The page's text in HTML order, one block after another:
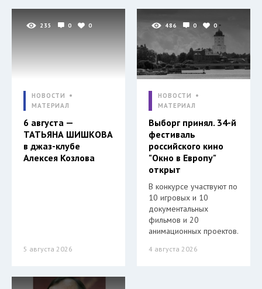
235 0 0
НОВОСТИ
МАТЕРИАЛ
6 августа —
ТАТЬЯНА ШИШКОВА
в джаз-клубе
Алексея Козлова
5 августа 2026
486 0 0
НОВОСТИ
МАТЕРИАЛ
Выборг принял. 34-й
фестиваль
российского кино
"Окно в Европу"
открыт
В конкурсе участвуют по
10 игровых и 10
документальных
фильмов и 20
анимационных проектов.
4 августа 2026